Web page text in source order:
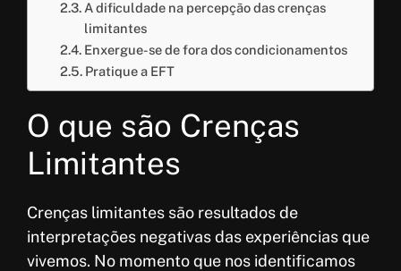
A dificuldade na percepção das crenças
limitantes
Enxergue-se de fora dos condicionamentos
Pratique a EFT
O que são Crenças
Limitantes
Crenças limitantes são resultados de
interpretações negativas das experiências que
vivemos. No momento que nos identificamos